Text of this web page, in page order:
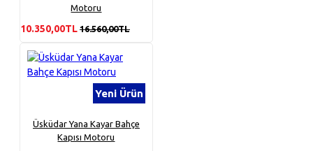
Motoru
10.350,00TL 16.560,00TL
Yeni Ürün
Üsküdar Yana Kayar Bahçe
Kapısı Motoru